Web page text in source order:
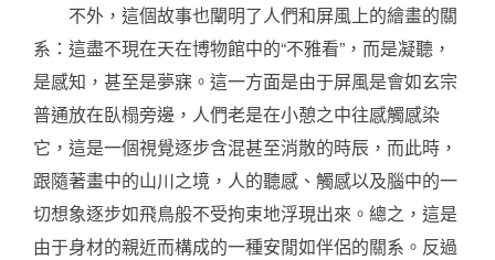
不外，這個故事也闡明了人們和屏風上的繪畫的關
系：這盡不現在天在博物館中的“不雅看”，而是凝聽，
是感知，甚至是夢寐。這一方面是由于屏風是會如玄宗
普通放在臥榻旁邊，人們老是在小憩之中往感觸感染
它，這是一個視覺逐步含混甚至消散的時辰，而此時，
跟隨著畫中的山川之境，人的聽感、觸感以及腦中的一
切想象逐步如飛鳥般不受拘束地浮現出來。總之，這是
由于身材的親近而構成的一種安閒如伴侶的關系。反過